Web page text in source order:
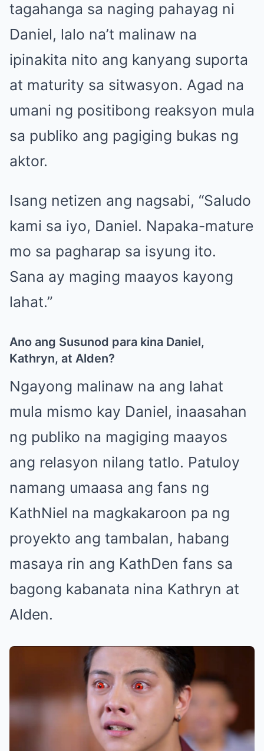
tagahanga sa naging pahayag ni
Daniel, lalo na’t malinaw na
ipinakita nito ang kanyang suporta
at maturity sa sitwasyon. Agad na
umani ng positibong reaksyon mula
sa publiko ang pagiging bukas ng
aktor.
Isang netizen ang nagsabi, “Saludo
kami sa iyo, Daniel. Napaka-mature
mo sa pagharap sa isyung ito.
Sana ay maging maayos kayong
lahat.”
Ano ang Susunod para kina Daniel,
Kathryn, at Alden?
Ngayong malinaw na ang lahat
mula mismo kay Daniel, inaasahan
ng publiko na magiging maayos
ang relasyon nilang tatlo. Patuloy
namang umaasa ang fans ng
KathNiel na magkakaroon pa ng
proyekto ang tambalan, habang
masaya rin ang KathDen fans sa
bagong kabanata nina Kathryn at
Alden.